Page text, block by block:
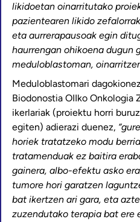
likidoetan oinarritutako
pazientearen likido
eta aurrerapausoak egin
haurrengan ohikoena dugun
meduloblastoman,
Meduloblastomari
Biodonostia OIIko Onkologia
ikerlariak (proiektu horri
egiten) adierazi duenez,
horiek tratatzeko modu
tratamenduak ez baitira
gainera, albo-efektu asko
tumore hori garatzen
bat ikertzen ari gara, eta
zuzendutako terapia bat ere